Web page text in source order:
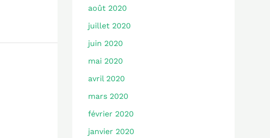
août 2020
juillet 2020
juin 2020
mai 2020
avril 2020
mars 2020
février 2020
janvier 2020